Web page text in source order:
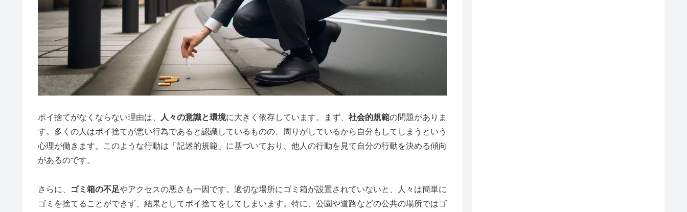
ポイ捨てがなくならない理由は、 人々の意識と環境に大きく依存しています。まず、 社会的規範の問題がありま
す。多くの人はポイ捨てが悪い行為であると認識しているものの、周りがしているから自分もしてしまうという
心理が働きます。このような行動は「記述的規範」に基づいており、他人の行動を見て自分の行動を決める傾向
があるのです。
さらに、 ゴミ箱の不足やアクセスの悪さも一因です。適切な場所にゴミ箱が設置されていないと、人々は簡単に
ゴミを捨てることができず、結果としてポイ捨てをしてしまいます。特に、公園や道路などの公共の場所ではゴ